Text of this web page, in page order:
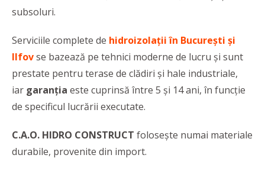
subsoluri.
Serviciile complete de hidroizolații în București și
Ilfovse bazează pe tehnici moderne de lucru și sunt
prestate pentru terase de clădiri și hale industriale,
iar garanția este cuprinsă între 5 și 14 ani, în funcție
de specificul lucrării executate.
C.A.O. HIDRO CONSTRUCT folosește numai materiale
durabile, provenite din import.